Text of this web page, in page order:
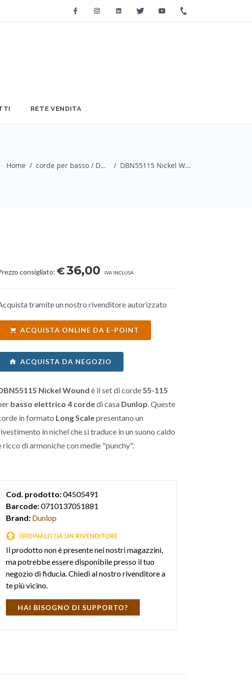
FacebookInstagramLinkedinTwitter Youtube
RETE VENDITA
Home / corde per basso / Dunlop / DBN55115 Nickel Wound, Extra Heavy Set/4
consigliato: €36,00 IVA INCLUSA
tramite un nostro rivenditore autorizzato
ACQUISTA ONLINE DA E-POINT
ACQUISTA DA NEGOZIO
Nickel Wound è il set di corde55-115
basso elettrico 4 cordedi casa Dunlop. Queste
in formato Long Scalepresentano un
in nichel che si traduce in un suono caldo
ricco di armoniche con medie "punchy".
Cod. prodotto:04505491
Barcode:0710137051881
Brand: Dunlop
Il prodotto non è presente nei nostri magazzini,
ma potrebbe essere disponibile presso il tuo
negozio di fiducia. Chiedi al nostro rivenditore a
te più vicino.
HAI BISOGNO DI SUPPORTO?